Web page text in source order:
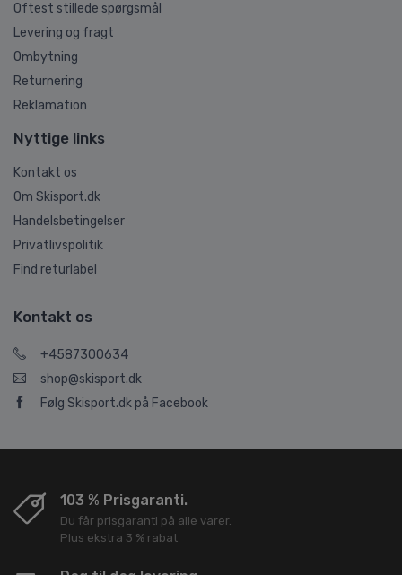
Oftest stillede spørgsmål
Levering og fragt
Ombytning
Returnering
Reklamation
Nyttige links
Kontakt os
Om Skisport.dk
Handelsbetingelser
Privatlivspolitik
Find returlabel
Kontakt os
+4587300634
shop@skisport.dk
Følg Skisport.dk på Facebook
103 % Prisgaranti.
Du får prisgaranti på alle varer.
Plus ekstra 3 % rabat